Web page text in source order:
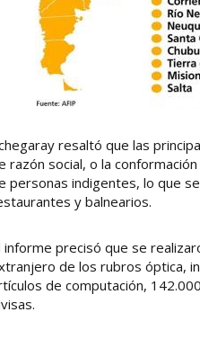
resaltó que las
razón social, o la
personas indigentes, lo que
y balnearios.
informe precisó que se
de los rubros óptica,
de computación,